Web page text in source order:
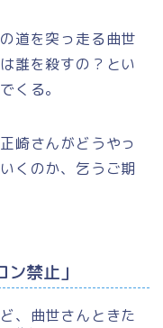
道を突っ走る曲世
誰を殺すの？とい
くる。
崎さんがどうやっ
くのか、乞うご期
禁止」
、曲世さんときた